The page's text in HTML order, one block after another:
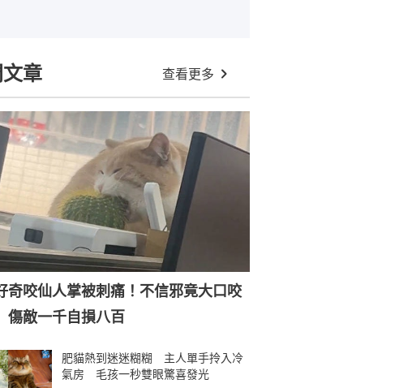
章 查看更多
奇咬仙人掌被刺痛！不信邪竟大口咬
敵一千自損八百
肥貓熱到迷迷糊糊 主人單手拎入冷
氣房 毛孩一秒雙眼驚喜發光